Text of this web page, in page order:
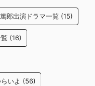
郎出演ドラマ一覧 (15)
(16)
いよ (56)